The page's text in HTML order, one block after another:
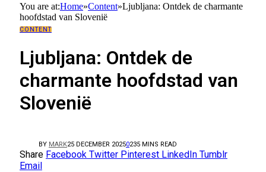
You are at:Home»Content»Ljubljana: Ontdek de charmante
hoofdstad van Slovenië
CONTENT
Ljubljana: Ontdek de
charmante hoofdstad van
Slovenië
BY MARK25 DECEMBER 20250235 MINS READ
Share Facebook Twitter Pinterest LinkedIn Tumblr
Email